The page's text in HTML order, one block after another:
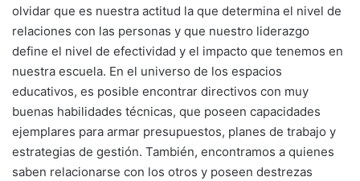
olvidar que es nuestra actitud la que determina el nivel de
relaciones con las personas y que nuestro liderazgo
define el nivel de efectividad y el impacto que tenemos en
nuestra escuela. En el universo de los espacios
educativos, es posible encontrar directivos con muy
buenas habilidades técnicas, que poseen capacidades
ejemplares para armar presupuestos, planes de trabajo y
estrategias de gestión. También, encontramos a quienes
saben relacionarse con los otros y poseen destrezas